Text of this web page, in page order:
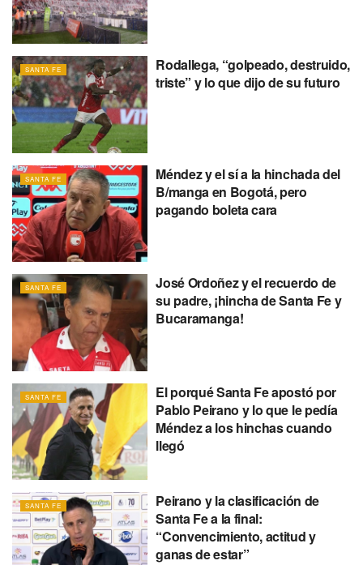
SANTA FE
Rodallega, “golpeado, destruido,
triste” y lo que dijo de su futuro
SANTA FE
Méndez y el sí a la hinchada del
B/manga en Bogotá, pero
pagando boleta cara
SANTA FE
José Ordoñez y el recuerdo de
su padre, ¡hincha de Santa Fe y
Bucaramanga!
SANTA FE
El porqué Santa Fe apostó por
Pablo Peirano y lo que le pedía
Méndez a los hinchas cuando
llegó
SANTA FE
Peirano y la clasificación de
Santa Fe a la final:
“Convencimiento, actitud y
ganas de estar”